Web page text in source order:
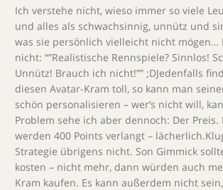
Ich verstehe nicht, wieso immer so viele
und alles als schwachsinnig, unnütz und
was sie persönlich vielleicht nicht mögen…
nicht: “”Realistische Rennspiele? Sinnlos!
Unnütz! Brauch ich nicht!”” ;DJedenfalls
diesen Avatar-Kram toll, so kann man
schön personalisieren – wer’s nicht will,
Problem sehe ich aber dennoch: Der Preis.
werden 400 Points verlangt –
Strategie übrigens nicht. Son Gimmick
kosten – nicht mehr, dann würden auch
Kram kaufen. Es kann außerdem nicht